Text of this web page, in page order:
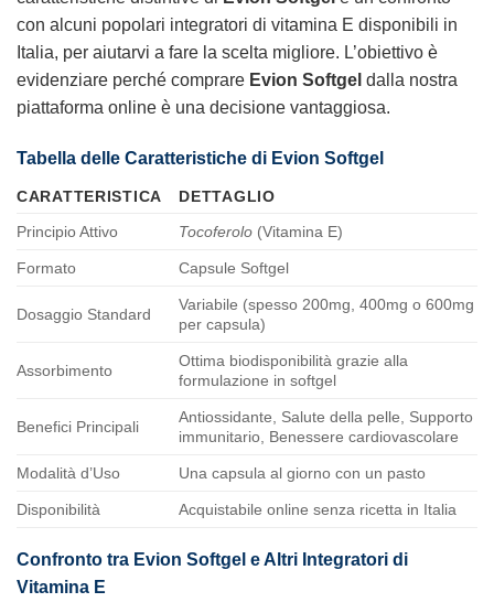
con alcuni popolari integratori di vitamina E disponibili in
Italia, per aiutarvi a fare la scelta migliore. L’obiettivo è
evidenziare perché comprare Evion Softgel dalla nostra
piattaforma online è una decisione vantaggiosa.
Tabella delle Caratteristiche di Evion Softgel
CARATTERISTICA
DETTAGLIO
Principio Attivo
Tocoferolo (Vitamina E)
Formato Capsule Softgel
Dosaggio Standard
Variabile (spesso 200mg, 400mg o 600mg
per capsula)
Assorbimento
Ottima biodisponibilità grazie alla
formulazione in softgel
Benefici Principali
Antiossidante, Salute della pelle, Supporto
immunitario, Benessere cardiovascolare
Modalità d’Uso Una capsula al giorno con un pasto
Disponibilità Acquistabile online senza ricetta in Italia
Confronto tra Evion Softgel e Altri Integratori di
Vitamina E